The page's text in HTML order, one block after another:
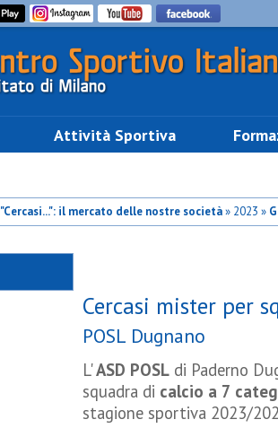
Attività Sportiva
"Cercasi...": il mercato delle nostre società» 2023 »
Cercasi mister per
POSL Dugnano
L'ASD POSL di Paderno
squadra di calcio a 7
stagione sportiva 2023/